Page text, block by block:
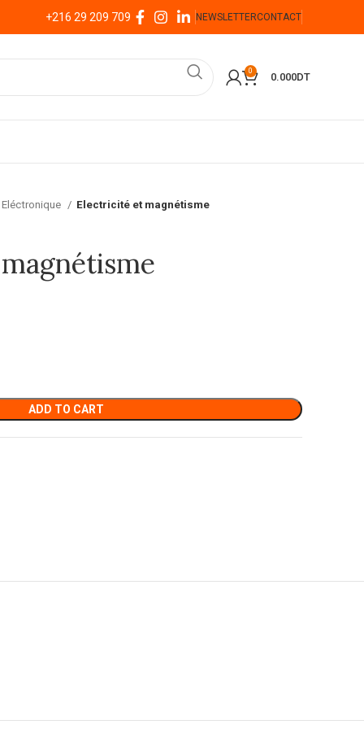
+216 29 209 709 NEWSLETTERCONTACT
0
0.000DT
Eléctronique Electricité et magnétisme
ADD TO CART